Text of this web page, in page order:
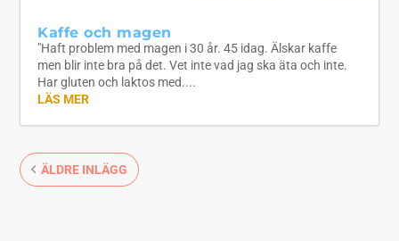
Kaffe och magen
"Haft problem med magen i 30 år. 45 idag. Älskar kaffe
men blir inte bra på det. Vet inte vad jag ska äta och inte.
Har gluten och laktos med....
LÄS MER
ÄLDRE INLÄGG